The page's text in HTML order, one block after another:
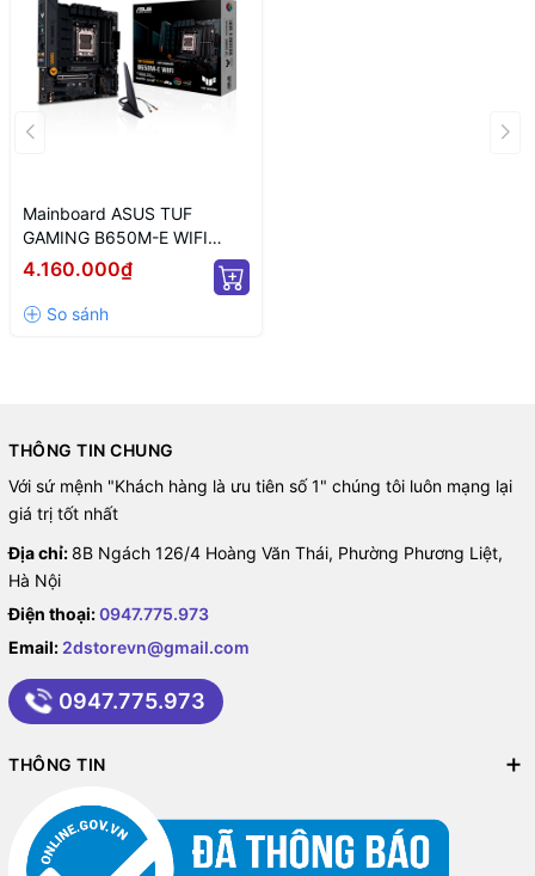
Mainboard ASUS TUF
GAMING B650M-E WIFI
DDR5
4.160.000₫
THÔNG TIN CHUNG
Với sứ mệnh "Khách hàng là ưu tiên số 1" chúng tôi luôn mạng lại
giá trị tốt nhất
Địa chỉ: 8B Ngách 126/4 Hoàng Văn Thái, Phường Phương Liệt,
Hà Nội
Điện thoại:0947.775.973
Email: 2dstorevn@gmail.com
0947.775.973
THÔNG TIN